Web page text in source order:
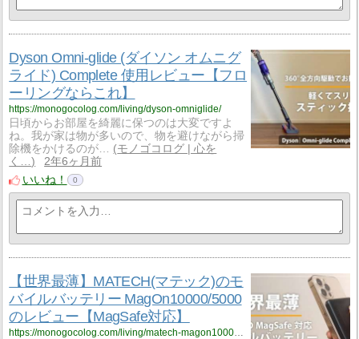
Dyson Omni-glide (ダイソン オムニグ
ライド) Complete 使用レビュー【フロ
ーリングならこれ】
https://monogocolog.com/living/dyson-omniglide/
日頃からお部屋を綺麗に保つのは大変ですよ
ね。我が家は物が多いので、物を避けながら掃
除機をかけるのが…
モノゴコログ | 心を
く…
2年6ヶ月前
いいね！
0
【世界最薄】MATECH(マテック)のモ
バイルバッテリー MagOn10000/5000
のレビュー【MagSafe対応】